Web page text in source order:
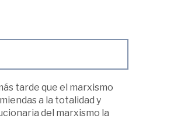
tarde que el marxismo
a la totalidad y
del marxismo la